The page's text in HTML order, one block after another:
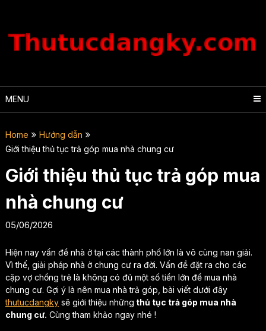
content
MENU
Home
Hướng dẫn
Giới thiệu thủ tục trả góp mua nhà chung cư
Giới thiệu thủ tục trả góp mua
nhà chung cư
05/06/2026
Hiện nay vấn đề nhà ở tại các thành phố lớn là vô cùng nan giải.
Vì thế, giải pháp nhà ở chung cư ra đời. Vấn đề đặt ra cho các
cặp vợ chồng trẻ là không có đủ một số tiền lớn để mua nhà
chung cư. Gợi ý là nên mua nhà trả góp, bài viết dưới đây
thutucdangkysẽ giới thiệu những thủ tục trả góp mua nhà
chung cư. Cùng tham khảo ngay nhé !